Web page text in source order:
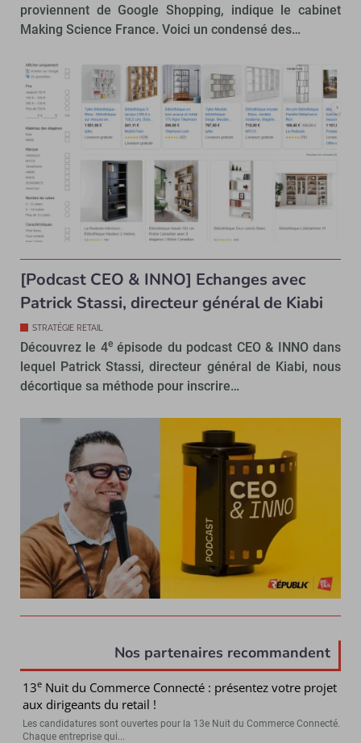
proviennent de Google Shopping, indique le cabinet
Making Science France. Voici un condensé des…
[Podcast CEO & INNO] Echanges avec
Patrick Stassi, directeur général de Kiabi
STRATÉGIE RETAIL
Découvrez le 4eépisode du podcast CEO & INNO dans
lequel Patrick Stassi, directeur général de Kiabi, nous
décortique sa méthode pour inscrire…
Nos partenaires recommandent
13e Nuit du Commerce Connecté : présentez votre projet
aux dirigeants du retail !
Les candidatures sont ouvertes pour la 13e Nuit du Commerce Connecté.
Chaque entreprise qui...